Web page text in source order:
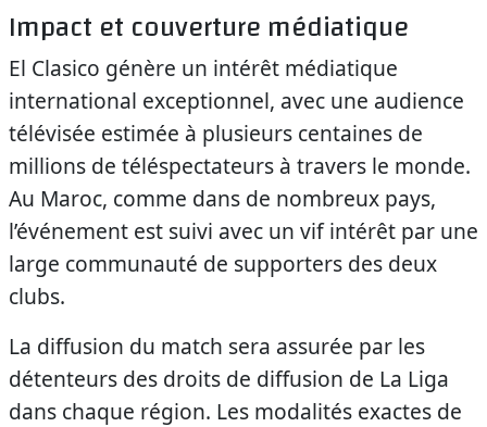
Impact et couverture médiatique
El Clasico génère un intérêt médiatique
international exceptionnel, avec une audience
télévisée estimée à plusieurs centaines de
millions de téléspectateurs à travers le monde.
Au Maroc, comme dans de nombreux pays,
l’événement est suivi avec un vif intérêt par une
large communauté de supporters des deux
clubs.
La diffusion du match sera assurée par les
détenteurs des droits de diffusion de La Liga
dans chaque région. Les modalités exactes de